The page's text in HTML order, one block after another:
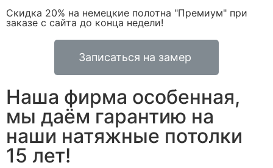
Скидка 20% на немецкие полотна "Премиум" при
заказе с сайта до конца недели!
Записаться на замер
Наша фирма особенная,
мы даём гарантию на
наши натяжные потолки
15 лет!